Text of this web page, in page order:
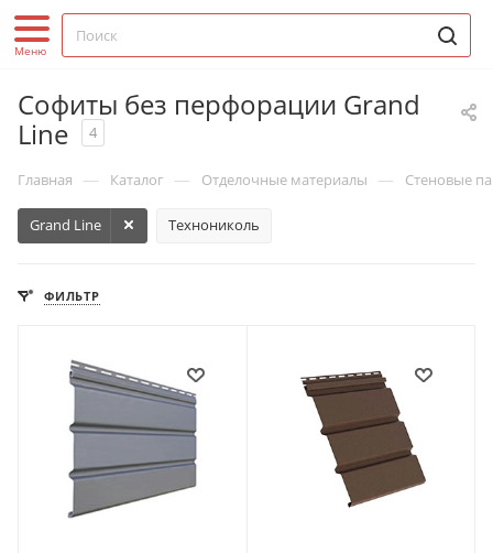
Софиты без перфорации Grand
Line
4
Главная — Каталог — Отделочные материалы — Стеновые
Grand Line Технониколь
ФИЛЬТР